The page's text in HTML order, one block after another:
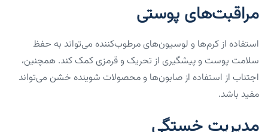
مراقبت‌های پوستی
استفاده از کرم‌ها و لوسیون‌های مرطوب‌کننده می‌تواند به حفظ
سلامت پوست و پیشگیری از تحریک و قرمزی کمک کند. همچنین،
اجتناب از استفاده از صابون‌ها و محصولات شوینده خشن می‌تواند
مفید باشد.
مدیریت خستگی